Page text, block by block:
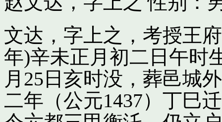
文达，字上之，考授王
年)辛未正月初二日午时
月25日亥时没，葬邑城
二年（公元1437）丁巳